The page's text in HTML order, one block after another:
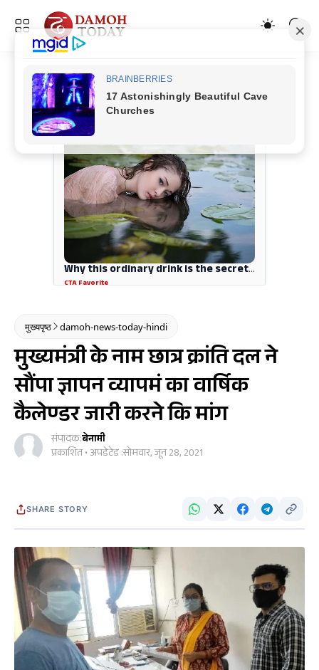
ADVERTISEMENT
मुख्यपृष्ठ damoh-news-today-hindi
मुख्यमंत्री के नाम छात्र क्रांति दल ने
सौंपा ज्ञापन व्यापमं का वार्षिक
कैलेण्डर जारी करने कि मांग
संपादक:बेनामी
प्रकाशित • अपडेटेड :सोमवार, जून 28, 2021
SHARE STORY